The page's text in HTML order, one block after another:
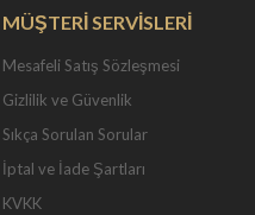
MÜŞTERİ SERVİSLERİ
Mesafeli Satış Sözleşmesi
Gizlilik ve Güvenlik
Sıkça Sorulan Sorular
İptal ve İade Şartları
KVKK